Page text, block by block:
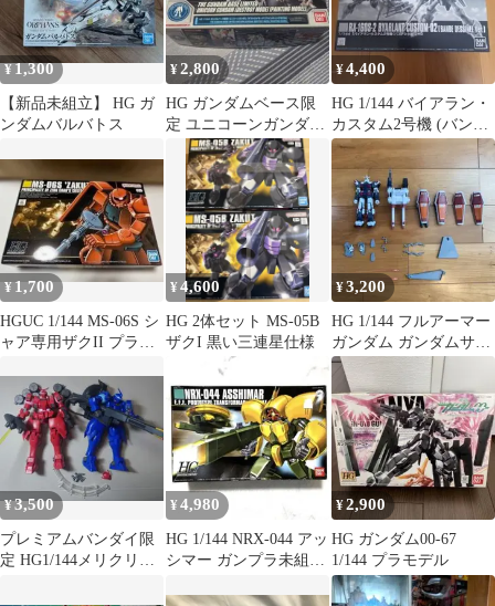
¥1,300
【新品未組立】 HG ガ
ンダムバルバトス
¥2,800
HG ガンダムベース限
定 ユニコーンガンダム
ペインティングモデル
¥4,400
HG 1/144 バイアラン・
カスタム2号機 (バンデ
シネ版)
¥ 1,700
HGUC 1/144 MS-06S シ
ャア専用ザクII プラモ
¥4,600
HG 2体セット MS-05B
ザクI 黒い三連星仕様
¥3,200
HG 1/144 フルアーマー
ガンダム ガンダムサン
ダーボルト 組み立て
済み
¥ 3,500
プレミアムバンダイ限
定 HG1/144メリクリウ
¥ 4,980
HG 1/144 NRX-044 アッ
シマー ガンプラ未組み
¥2,900
HG ガンダム00-67
1/144 プラモデル